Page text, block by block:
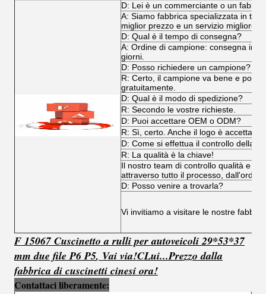
D: Lei è un commerciante o un
A: Siamo fabbrica specializzata in
miglior prezzo e un servizio migliore.
D: Qual è il tempo di consegna?
A: Ordine di campione: consegna
giorni.
D: Posso richiedere un campione?
R: Certo, il campione va bene e
gratuitamente.
D: Qual è il modo di spedizione?
R: Secondo le vostre richieste.
D: Puoi accettare OEM o ODM?
R: Sì, certo. Anche il logo è
D: Come si effettua il controllo della
R: La qualità è la chiave!
Il nostro team di controllo qualità e il
attraverso tutto il processo,
D: Posso venire a trovarla?
Vi invitiamo a visitare le nostre
F 15067 Cuscinetto a rulli per autoveicoli 29*53*37
mm due file P6 P5, Vai via!CLui...Prezzo dalla
fabbrica di cuscinetti cinesi ora!
Contattaci liberamente: